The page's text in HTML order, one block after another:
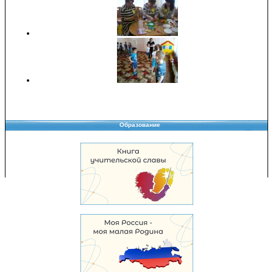
Образование
Copyright © 2008-2026 Управление образования
Перепечатка и использование материалов возможны только с разрешения
Управления образования.
103,970,845 уникальных посетителей